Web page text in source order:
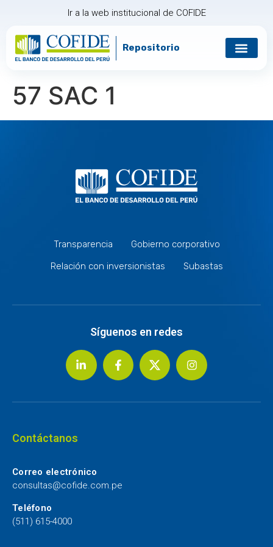
Ir a la web institucional de COFIDE
Repositorio
57 SAC 1
Transparencia
Gobierno corporativo
Relación con inversionistas
Subastas
Síguenos en redes
Contáctanos
Correo electrónico
consultas@cofide.com.pe
Teléfono
(511) 615-4000